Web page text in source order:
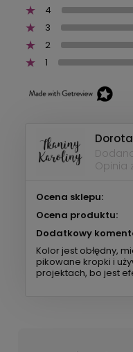
4
3
2
1
Dorota
Opinia
Ocena sklepu:
Ocena produktu:
Dodatkowy
Kolor jest obłędny,
pikowane kropki i
projektach, bo jest